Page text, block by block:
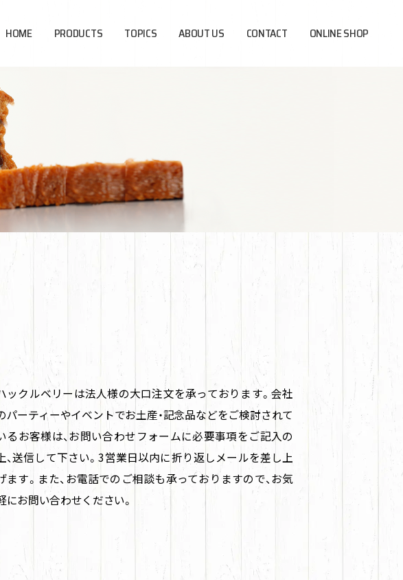
HOME PRODUCTS TOPICS ABOUT US CONTACT ONLINE SHOP
ックルベリーは法人様の大口注文を承っております。会社
パーティーやイベントでお土産・記念品などをご検討されて
るお客様は、お問い合わせフォームに必要事項をご記入の
、送信して下さい。3営業日以内に折り返しメールを差し上
ます。また、お電話でのご相談も承っておりますので、お気
にお問い合わせください。